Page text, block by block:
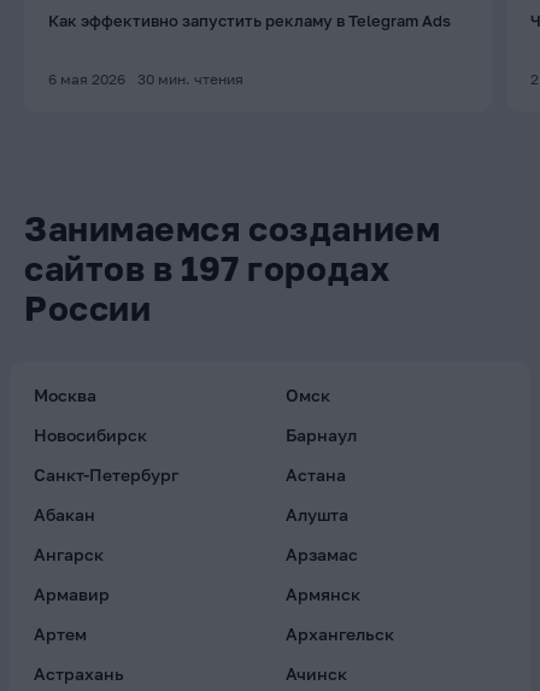
Как эффективно запустить рекламу в Telegram Ads
6 мая 2026 30 мин. чтения
Занимаемся созданием
сайтов в 197 городах
России
Москва
Омск
Новосибирск
Барнаул
Санкт-Петербург
Астана
Абакан
Алушта
Ангарск
Арзамас
Армавир
Армянск
Артем
Архангельск
Астрахань
Ачинск